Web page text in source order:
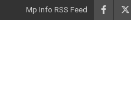
Mp Info RSS Feed